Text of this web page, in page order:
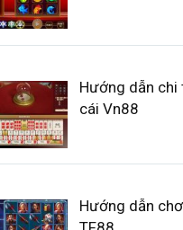
Hướng dẫn chi
cái Vn88
Hướng dẫn